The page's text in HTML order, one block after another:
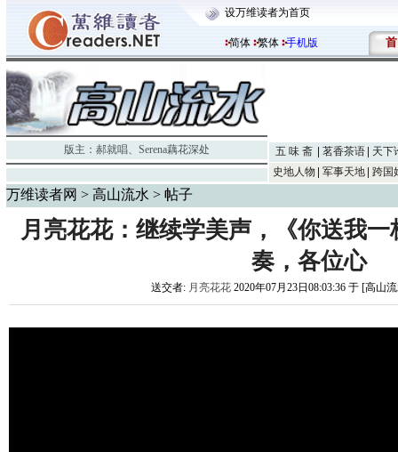
设万维读者为首页
简体 繁体 手机版 首
版主： 郝就唱、 Serena藕花深处 五 味 斋 茗香茶语
天下
史地人物
军事天地 跨国
万维读者网 > 高山流水 > 帖子
月亮花花：继续学美声，《你送我
奏，各位心
送交者: 月亮花花2020年07月23日08:03:36 于 [高山